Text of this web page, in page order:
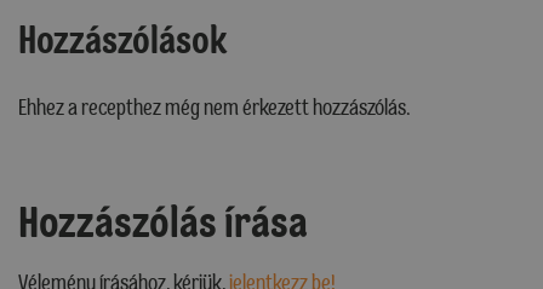
Hozzászólások
Ehhez a recepthez még nem érkezett hozzászólás.
Hozzászólás írása
Vélemény írásához, kérjük,jelentkezz be!